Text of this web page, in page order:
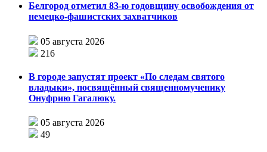
Белгород отметил 83-ю годовщину освобождения от
немецко-фашистских захватчиков
05 августа 2026
216
В городе запустят проект «По следам святого
владыки», посвящённый священномученику
Онуфрию Гагалюку.
05 августа 2026
49